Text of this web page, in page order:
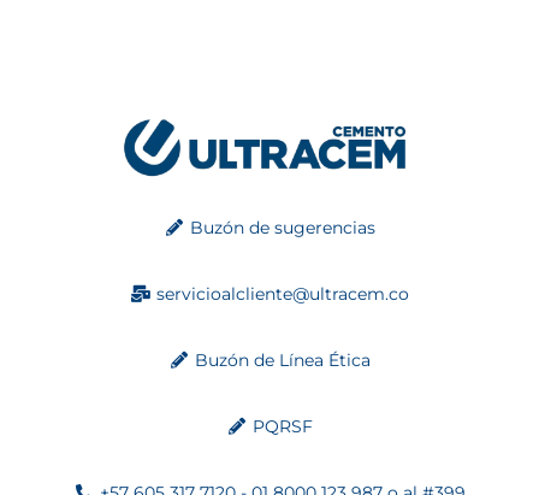
Buzón de sugerencias
servicioalcliente@ultracem.co
Buzón de Línea Ética
PQRSF